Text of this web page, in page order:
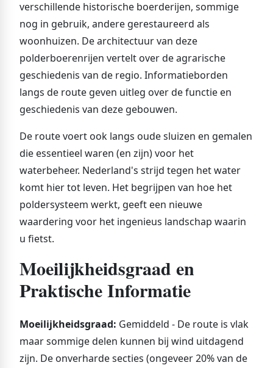
verschillende historische boerderijen, sommige
nog in gebruik, andere gerestaureerd als
woonhuizen. De architectuur van deze
polderboerenrijen vertelt over de agrarische
geschiedenis van de regio. Informatieborden
langs de route geven uitleg over de functie en
geschiedenis van deze gebouwen.
De route voert ook langs oude sluizen en gemalen
die essentieel waren (en zijn) voor het
waterbeheer. Nederland's strijd tegen het water
komt hier tot leven. Het begrijpen van hoe het
poldersysteem werkt, geeft een nieuwe
waardering voor het ingenieus landschap waarin
u fietst.
Moeilijkheidsgraad en
Praktische Informatie
Moeilijkheidsgraad: Gemiddeld - De route is vlak
maar sommige delen kunnen bij wind uitdagend
zijn. De onverharde secties (ongeveer 20% van de